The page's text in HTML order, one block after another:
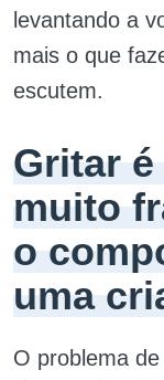
levantando a
mais o que
escutem.
Gritar
muito
o
uma
O problema